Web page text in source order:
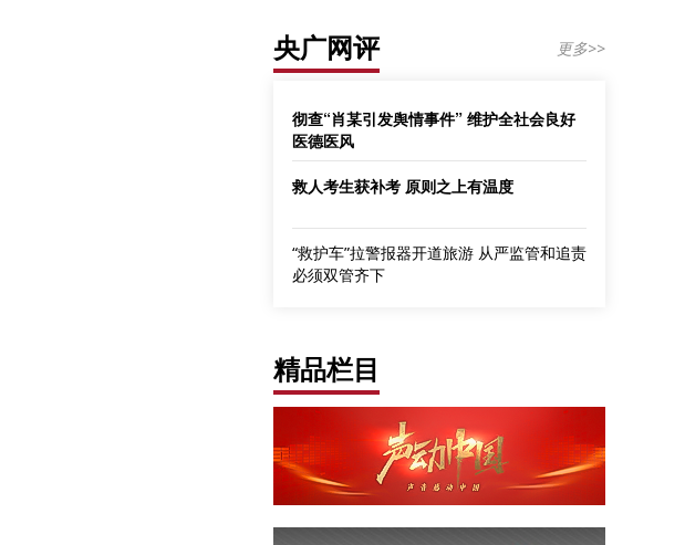
央广网评 更多>>
彻查“肖某引发舆情事件” 维护全社会良好
医德医风
救人考生获补考 原则之上有温度
“救护车”拉警报器开道旅游 从严监管和追责
必须双管齐下
精品栏目